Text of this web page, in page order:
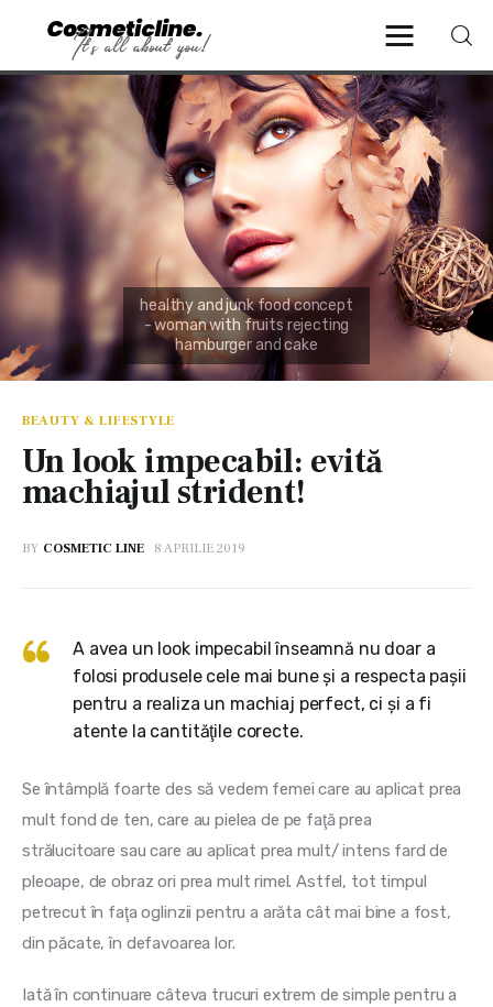
CosmeticLine.
It's all about you!
Frumusețe & Sănătate
Beauty & LifeStyle
Cosmetică Medicală
Anti Aging Medicine
BEAUTY & LIFESTYLE
Un look impecabil: evită
machiajul strident!
BY COSMETIC LINE 8 APRILIE 2019
A avea un look impecabil înseamnă nu doar a
folosi produsele cele mai bune şi a respecta paşii
pentru a realiza un machiaj perfect, ci şi a fi
atente la cantităţile corecte.
Se întâmplă foarte des să vedem femei care au aplicat prea
mult fond de ten, care au pielea de pe faţă prea
strălucitoare sau care au aplicat prea mult/ intens fard de
pleoape, de obraz ori prea mult rimel. Astfel, tot timpul
petrecut în faţa oglinzii pentru a arăta cât mai bine a fost,
din păcate, în defavoarea lor.
Iată în continuare câteva trucuri extrem de simple pentru a